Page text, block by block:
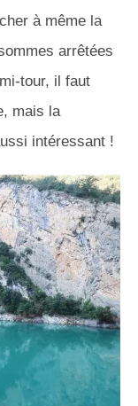
à même la
arrêtées
tour, il faut
mais la
intéressant !